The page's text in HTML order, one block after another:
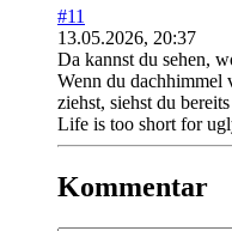
#11
13.05.2026, 20:37
Da kannst du sehen,
Wenn du dachhimmel
ziehst, siehst du
Life is too short for
Kommentar